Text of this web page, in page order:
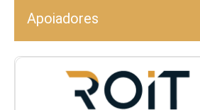
Apoiadores